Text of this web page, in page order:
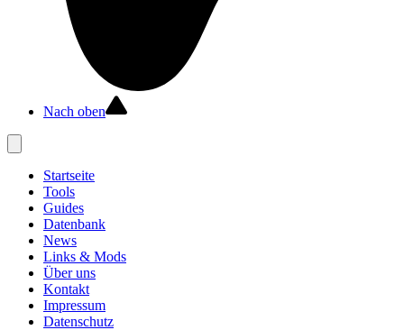
Nach oben
Startseite
Tools
Guides
Datenbank
News
Links & Mods
Über uns
Kontakt
Impressum
Datenschutz